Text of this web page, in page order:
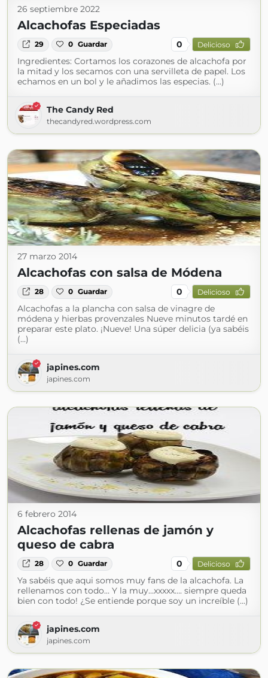
26 septiembre 2022
Alcachofas Especiadas
29 0 Guardar 0 Delicioso
Ingredientes: Cortamos los corazones de alcachofa por
la mitad y los secamos con una servilleta de papel. Los
echamos en un bol y le añadimos las especias. (...)
The Candy Red
thecandyred.wordpress.com
27 marzo 2014
Alcachofas con salsa de Módena
28 0 Guardar 0 Delicioso
Alcachofas a la plancha con salsa de vinagre de
módena y hierbas provenzales Nueve minutos tardé en
preparar este plato. ¡Nueve! Una súper delicia (ya sabéis
(...)
japines.com
japines.com
6 febrero 2014
Alcachofas rellenas de jamón y
queso de cabra
28 0 Guardar 0 Delicioso
Ya sabéis que aqui somos muy fans de la alcachofa. La
rellenamos con todo… Y la muy…xxxxx…. siempre queda
bien con todo! ¿Se entiende porque soy un increíble (...)
japines.com
japines.com